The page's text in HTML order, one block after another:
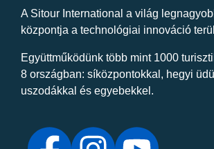
A Sitour International a világ
központja a technológiai innováció
Együttműködünk több mint 1000
8 országban: síközpontokkal, hegyi
uszodákkal és egyebekkel.